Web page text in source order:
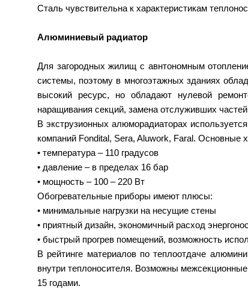
Сталь чувствительна к характеристикам
Алюминиевый радиатор
Для загородных жилищ с авнтономным
системы, поэтому в многоэтажных зданиях
высокий ресурс, но обладают нулевой
наращивания секций, замена отслуживших
В экструзионных алюморадиаторах
компаний Fondital, Sera, Aluwork, Faral. Основные
• температура – 110 градусов
• давление – в пределах 16 бар
• мощность – 100 – 220 Вт
Обогревательные приборы имеют плюсы:
• минимальные нагрузки на несущие стены
• приятный дизайн, экономичный расход
• быстрый прогрев помещений, возможность
В рейтинге материалов по теплоотдаче
внутри теплоносителя. Возможны
15 годами.